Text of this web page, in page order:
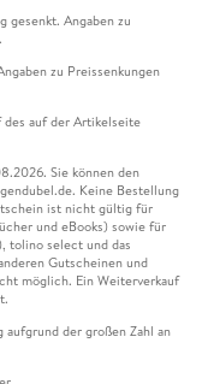
gesenkt. Angaben zu
zu Preissenkungen
des auf der Artikelseite
Sie können den
Keine Bestellung
ist nicht gültig für
und eBooks) sowie für
tolino select und das
Gutscheinen und
möglich. Ein Weiterverkauf
der großen Zahl an